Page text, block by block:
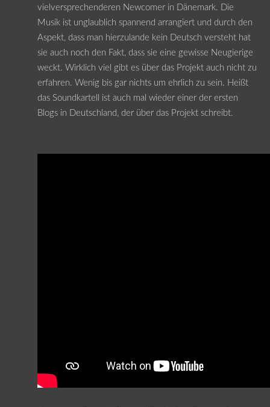
vielversprechenderen Newcomer in Dänemark. Die
Musik ist unglaublich spannend arrangiert und durch den
Aspekt, dass man hierzulande kein Deutsch versteht hat
sie auch noch den Fakt, dass sie eine gewisse Neugierige
weckt. Wirklich viel gibt es über das Projekt auch nicht zu
erfahren. Wenig bis gar nichts um ehrlich zu sein. Heißt
das Soundkartell ist auch mal wieder einer der ersten
Blogs in Deutschland, der über das Projekt schreibt.